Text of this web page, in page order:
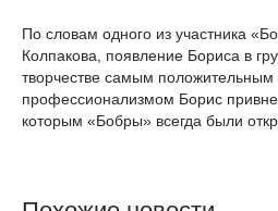
По словам одного из участника
Колпакова, появление Бориса в
творчестве самым
профессионализмом Борис
которым «Бобры» всегда были